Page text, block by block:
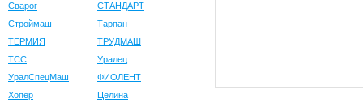
Сварог
СТАНДАРТ
Строймаш
Тарпан
ТЕРМИЯ
ТРУДМАШ
ТСС
Уралец
УралСпецМаш
ФИОЛЕНТ
Хопер
Целина